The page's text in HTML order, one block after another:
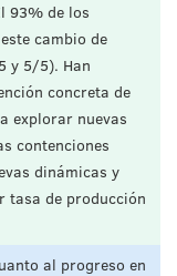
93% de los
cambio de
y 5/5). Han
concreta de
explorar nuevas
contenciones
dinámicas y
tasa de producción
al progreso en